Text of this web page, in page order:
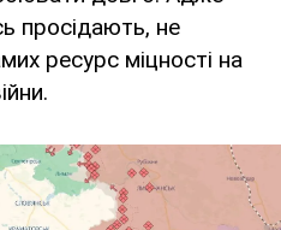
просідають, не
ресурс міцності на